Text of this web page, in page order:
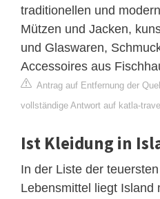
traditionellen und
Mützen und Jacken,
und Glaswaren,
Accessoires aus
Antrag auf Entfernung der
vollständige Antwort auf katla-
Ist Kleidung in
In der Liste der
Lebensmittel liegt Island